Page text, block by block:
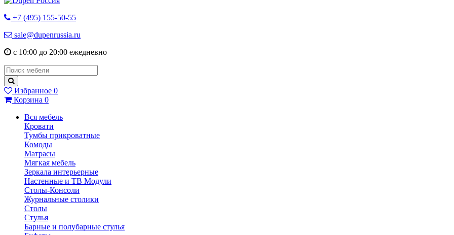
+7 (495) 155-50-55
sale@dupenrussia.ru
с 10:00 до 20:00 ежедневно
Избранное 0
Корзина 0
Вся мебель
Кровати
Тумбы прикроватные
Комоды
Матрасы
Мягкая мебель
Зеркала интерьерные
Настенные и ТВ Модули
Столы-Консоли
Журнальные столики
Столы
Стулья
Барные и полубарные стулья